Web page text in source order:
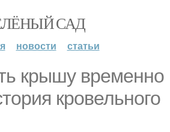
САД
новости статьи
крышу временно
кровельного